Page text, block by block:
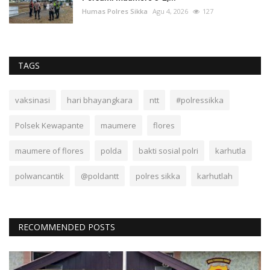
Humas Polres Sikka Agu 4, 2026 127
TAGS
vaksinasi hari bhayangkara ntt #polressikka
Polsek Kewapante maumere flores
maumere of flores polda bakti sosial polri karhutla
polwancantik @poldantt polres sikka karhutlah
RECOMMENDED POSTS